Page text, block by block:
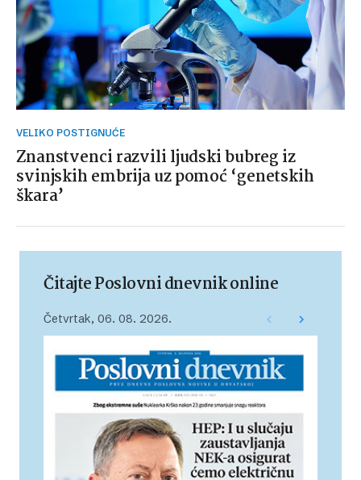
VELIKO POSTIGNUĆE
Znanstvenci razvili ljudski bubreg iz
svinjskih embrija uz pomoć ‘genetskih
škara’
Čitajte Poslovni dnevnik online
Četvrtak, 06. 08. 2026.